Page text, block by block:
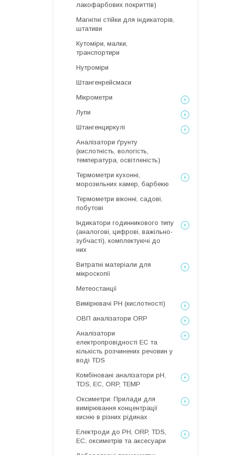
лакофарбових покриттів)
Магнітні стійки для індикаторів,
штативи
Кутоміри, малки,
транспортири
Нутроміри
Штангенрейсмаси
Мікрометри
Лупи
Штангенциркулі
Аналізатори ґрунту
(кислотність, вологість,
температура, освітленість)
Термометри кухонні,
морозильних камер, барбекю
Термометри віконні, садові,
побутові
Індикатори годинникового типу
(аналогові, цифрові, важільно-
зубчасті), комплектуючі до
них
Витратні матеріали для
мікроскопії
Метеостанції
Вимірювачі РН (кислотності)
ОВП аналізатори ORP
Аналізатори
електропровідності EC та
кількість розчинених речовин у
воді TDS
Комбіновані аналізатори pH,
TDS, EC, ORP, TEMP
Оксиметри: Прилади для
вимірювання концентрації
кисню в різних рідинах
Електроди до PH, ORP, TDS,
EC, оксиметрів та аксесуари